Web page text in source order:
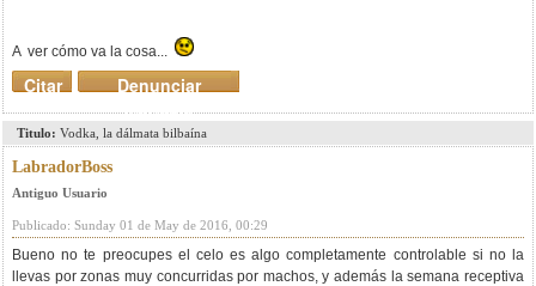
A ver cómo va la cosa...
Denunciar
mensaje
Citar
Titulo: Vodka, la dálmata bilbaína
LabradorBoss
Antiguo Usuario
Publicado: Sunday 01 de May de 2016, 00:29
Bueno no te preocupes el celo es algo completamente controlable si no la
llevas por zonas muy concurridas por machos, y además la semana receptiva